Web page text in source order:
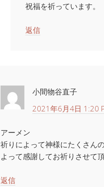
祝福を祈っています。
返信
小間物谷直子
2021年6月4日 1:20
アーメン
祈りによって神様にたくさん
よって感謝してお祈りさせて頂
返信